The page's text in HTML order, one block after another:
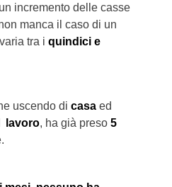
incremento delle casse
manca il caso di un
tra i quindici e
uscendo di casa ed
lavoro, ha già preso 5